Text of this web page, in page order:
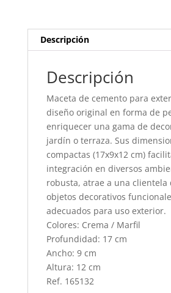
Descripción
Descripción
Maceta de cemento para
diseño original en forma de
enriquecer una gama de
jardín o terraza. Sus
compactas (17x9x12 cm)
integración en diversos
robusta, atrae a una clientela
objetos decorativos
adecuados para uso exterior.
Colores: Crema / Marfil
Profundidad: 17 cm
Ancho: 9 cm
Altura: 12 cm
Ref. 165132